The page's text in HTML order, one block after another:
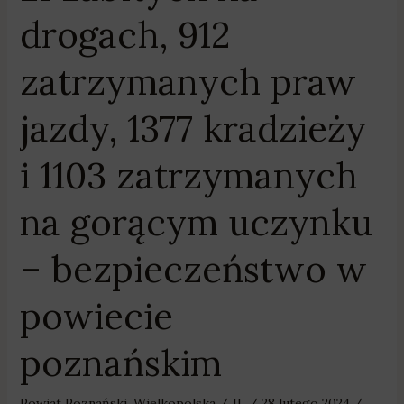
drogach, 912
zatrzymanych praw
jazdy, 1377 kradzieży
i 1103 zatrzymanych
na gorącym uczynku
– bezpieczeństwo w
powiecie
poznańskim
na
uczynku
bezpieczeństwo
w
powiecie